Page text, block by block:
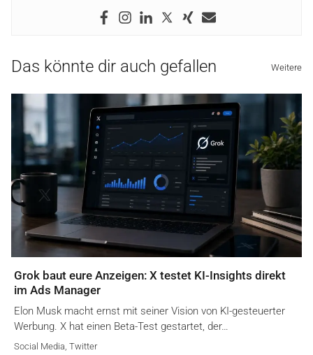
Das könnte dir auch gefallen Weitere
Grok baut eure Anzeigen: X testet KI-Insights direkt
im Ads Manager
Elon Musk macht ernst mit seiner Vision von KI-gesteuerter
Werbung. X hat einen Beta-Test gestartet, der…
Social Media, Twitter